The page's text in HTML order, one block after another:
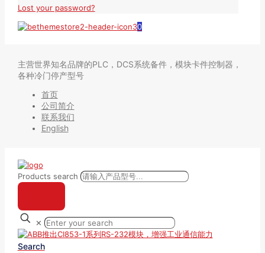
Lost your password?
0
主营世界知名品牌的PLC，DCS系统备件，模块卡件控制器，
各种冷门停产型号
首页
公司简介
联系我们
English
Products search
✕
Search